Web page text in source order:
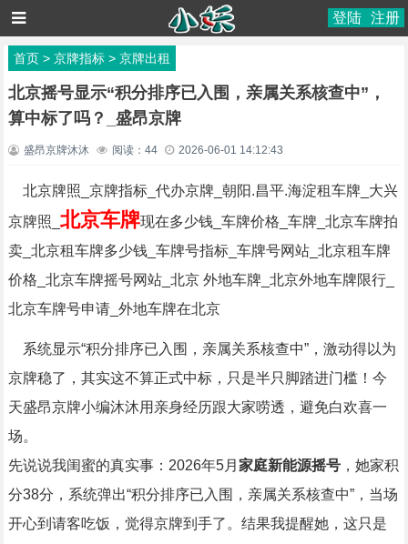
登陆 注册
首页> 京牌指标> 京牌出租
北京摇号显示“积分排序已入围，亲属关系核查中”，
算中标了吗？_盛昂京牌
盛昂京牌沐沐 阅读： 44 2026-06-01 14:12:43
北京牌照_京牌指标_代办京牌_朝阳.昌平.海淀租车牌_大兴
京牌照_ 北京车牌现在多少钱_车牌价格_车牌_北京车牌拍
卖_北京租车牌多少钱_车牌号指标_车牌号网站_北京租车牌
价格_北京车牌摇号网站_北京 外地车牌_北京外地车牌限行_
北京车牌号申请_外地车牌在北京
系统显示“积分排序已入围，亲属关系核查中”，激动得以为
京牌稳了，其实这不算正式中标，只是半只脚踏进门槛！今
天盛昂京牌小编沐沐用亲身经历跟大家唠透，避免白欢喜一
场。
先说说我闺蜜的真实事：2026年5月 家庭新能源摇号，她家积
分38分，系统弹出“积分排序已入围，亲属关系核查中”，当场
开心到请客吃饭，觉得京牌到手了。结果我提醒她，这只是